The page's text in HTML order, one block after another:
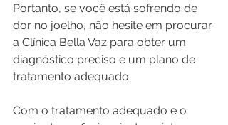
Portanto, se você está sofrendo de
dor no joelho, não hesite em procurar
a Clínica Bella Vaz para obter um
diagnóstico preciso e um plano de
tratamento adequado.
Com o tratamento adequado e o